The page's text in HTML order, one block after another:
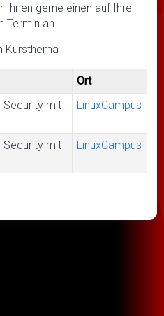
Ihnen gerne einen auf Ihre
Termin an
Kursthema
Ort
Security mit
LinuxCampus
Security mit
LinuxCampus